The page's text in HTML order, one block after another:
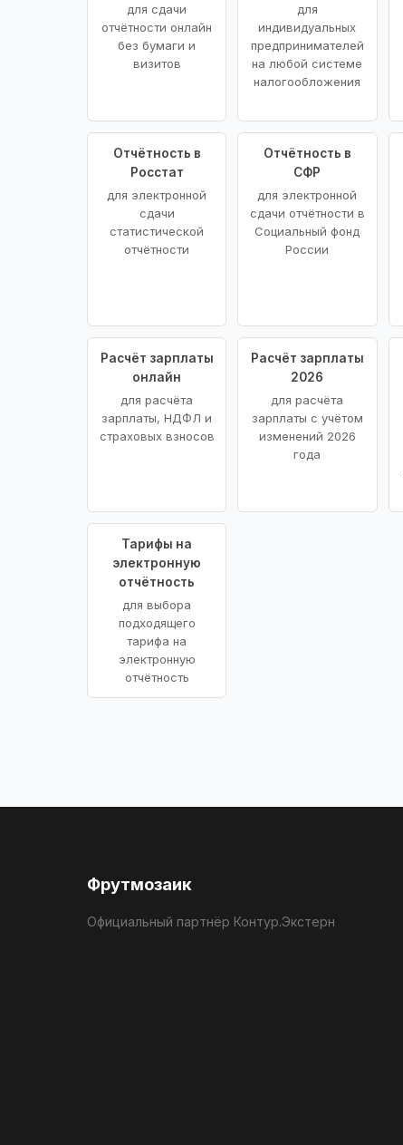
для сдачи
отчётности онлайн
без бумаги и
визитов
для
индивидуальных
предпринимателей
на любой системе
налогообложения
Отчётность в
Росстат
для электронной
сдачи
статистической
отчётности
Отчётность в
СФР
для электронной
сдачи отчётности в
Социальный фонд
России
Расчёт зарплаты
онлайн
для расчёта
зарплаты, НДФЛ и
страховых взносов
Расчёт зарплаты
2026
для расчёта
зарплаты с учётом
изменений 2026
года
Тарифы на
электронную
отчётность
для выбора
подходящего
тарифа на
электронную
отчётность
Фрутмозаик
Официальный партнёр Контур.Экстерн